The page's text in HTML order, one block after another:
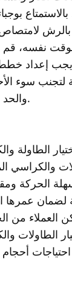
نفسه، قم
يجب إعداد
سوء
والحد من خسائر المطعم.
اختيار الطاولة
والكراسي
الحركة
لضمان
العملاء
الطاولات